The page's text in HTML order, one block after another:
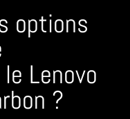
options
Lenovo
?